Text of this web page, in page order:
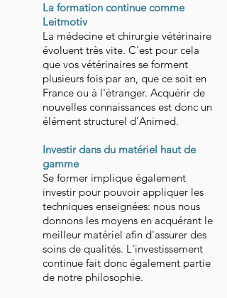
La formation continue comme
Leitmotiv
La médecine et chirurgie vétérinaire
évoluent très vite. C'est pour cela
que vos vétérinaires se forment
plusieurs fois par an, que ce soit en
France ou à l'étranger. Acquérir de
nouvelles connaissances est donc un
élément structurel d'Animed.
Investir dans du matériel haut de
gamme
Se former implique également
investir pour pouvoir appliquer les
techniques enseignées: nous nous
donnons les moyens en acquérant le
meilleur matériel afin d'assurer des
soins de qualités. L'investissement
continue fait donc également partie
de notre philosophie.